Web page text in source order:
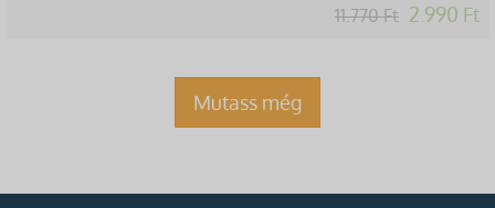
11.770 Ft 2.990 Ft
Mutass még